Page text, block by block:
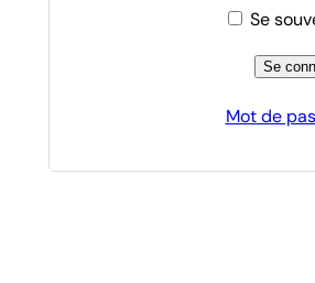
Se
Se
Mot de